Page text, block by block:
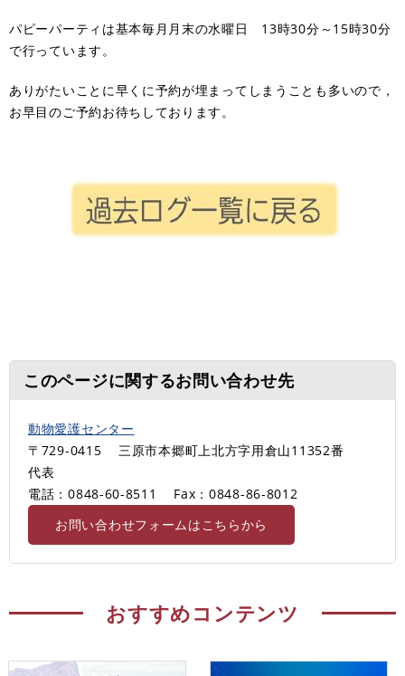
パピーパーティは基本毎月月末の水曜日 13時30分～15時30分
で行っています。
ありがたいことに早くに予約が埋まってしまうことも多いので，
お早目のご予約お待ちしております。
このページに関するお問い合わせ先
動物愛護センター
〒729-0415
三原市本郷町上北方字用倉山11352番
代表
電話：0848-60-8511
Fax：0848-86-8012
お問い合わせフォームはこちらから
おすすめコンテンツ